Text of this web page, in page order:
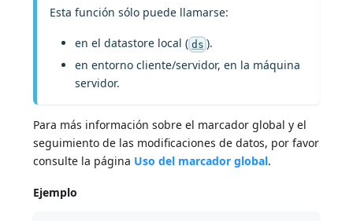
Esta función sólo puede llamarse:
en el datastore local ( ds ).
en entorno cliente/servidor, en la máquina
servidor.
Para más información sobre el marcador global y el
seguimiento de las modificaciones de datos, por favor
consulte la página Uso del marcador global.
Ejemplo